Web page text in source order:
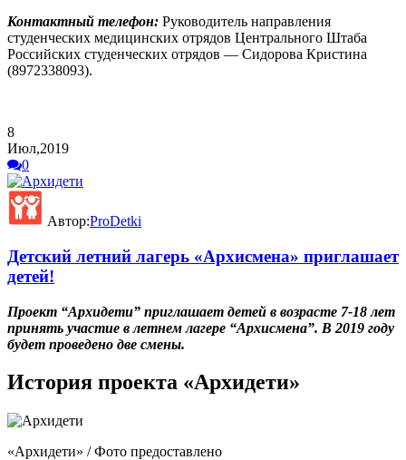
Контактный телефон: Руководитель направления
студенческих медицинских отрядов Центрального Штаба
Российских студенческих отрядов — Сидорова Кристина
(8972338093).
8
Июл,2019
0
Автор:ProDetki
Детский летний лагерь «Архисмена» приглашает
детей!
Проект “Архидети” приглашает детей в возрасте 7-18 лет
принять участие в летнем лагере “Архисмена”. В 2019 году
будет проведено две смены.
История проекта «Архидети»
«Архидети» / Фото предоставлено